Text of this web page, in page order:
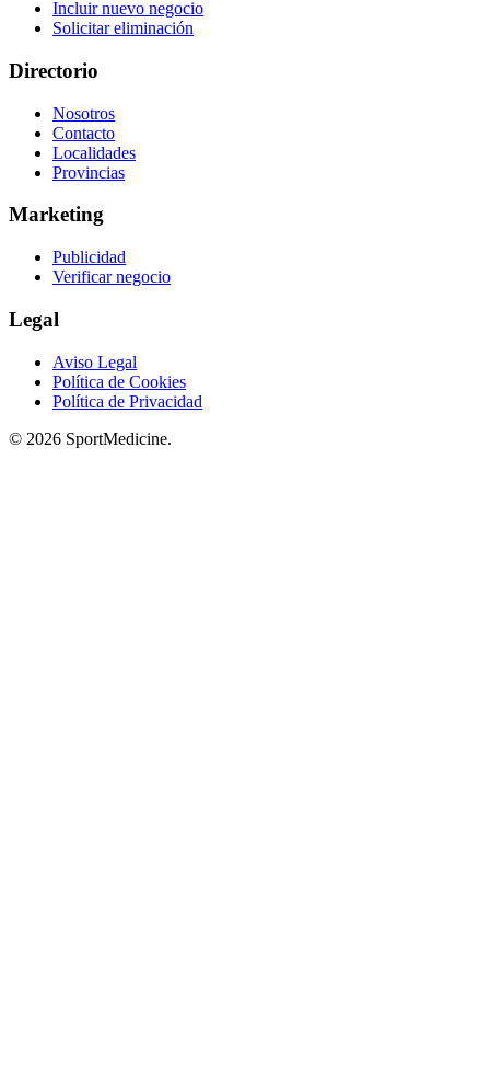
Incluir nuevo negocio
Solicitar eliminación
Directorio
Nosotros
Contacto
Localidades
Provincias
Marketing
Publicidad
Verificar negocio
Legal
Aviso Legal
Política de Cookies
Política de Privacidad
© 2026 SportMedicine.